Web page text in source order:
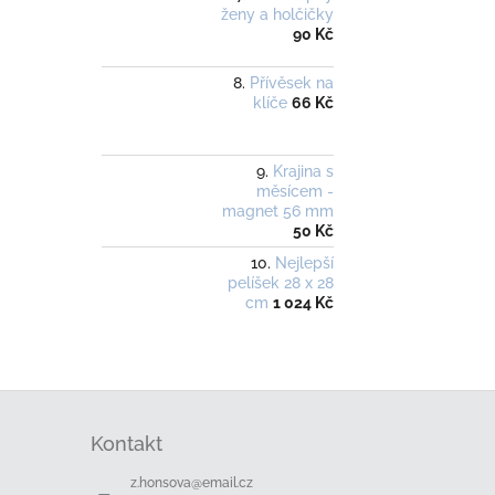
ženy a holčičky
90 Kč
Přívěsek na
klíče 66 Kč
Krajina s
měsícem -
magnet 56 mm
50 Kč
Nejlepší
pelíšek 28 x 28
cm 1 024 Kč
Kontakt
z.honsova@email.cz